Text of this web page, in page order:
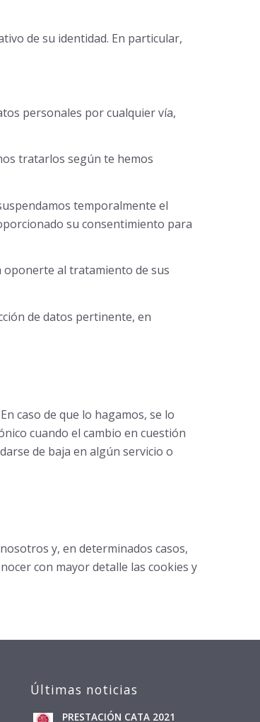
de su identidad. En particular,
personales por cualquier vía,
tratarlos según te hemos
temporalmente el
su consentimiento para
al tratamiento de sus
de datos pertinente, en
caso de que lo hagamos, se lo
cuando el cambio en cuestión
de baja en algún servicio o
y, en determinados casos,
con mayor detalle las cookies y
Últimas noticias
PRESTACIÓN CATA 2021